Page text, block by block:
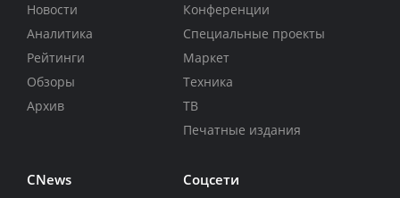
Новости
Аналитика
Рейтинги
Обзоры
Архив
Конференции
Специальные проекты
Маркет
Техника
ТВ
Печатные издания
CNews Соцсети